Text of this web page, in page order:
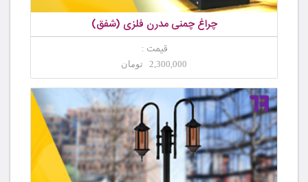
چراغ چمنی مدرن فلزی (شفق)
قیمت :
2,300,000 تومان